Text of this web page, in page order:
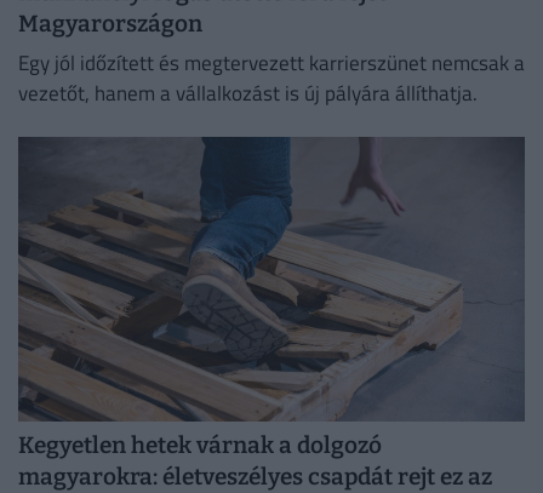
Magyarországon
Egy jól időzített és megtervezett karrierszünet nemcsak a
vezetőt, hanem a vállalkozást is új pályára állíthatja.
Kegyetlen hetek várnak a dolgozó
magyarokra: életveszélyes csapdát rejt ez az